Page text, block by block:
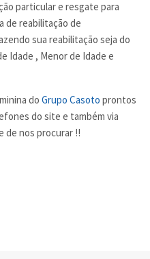
particular e resgate para
de reabilitação de
sua reabilitação seja do
Idade , Menor de Idade e
do Grupo Casoto prontos
do site e também via
de nos procurar !!